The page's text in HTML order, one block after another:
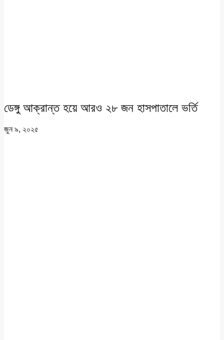
ডেঙ্গু আক্রান্ত হয়ে আরও ২৮ জন হাসপাতালে ভর্তি
জুন ৯, ২০২৫